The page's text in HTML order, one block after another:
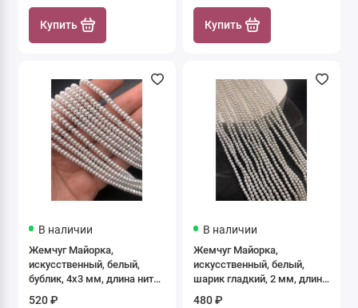
Купить Купить
В наличии
Жемчуг Майорка,
искусственный, белый,
бублик, 4х3 мм, длина нити
520 ₽
В наличии
Жемчуг Майорка,
искусственный, белый,
шарик гладкий, 2 мм, длина
480 ₽